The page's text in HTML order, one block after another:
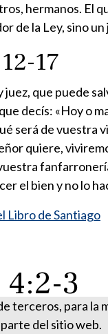
hermanos. El
de la Ley, sino un
17
juez, que puede
decís: «Hoy o
será de vuestra
quiere,
el bien y no lo
Libro de Santiago
4:2-3
terceros, para
del sitio web.